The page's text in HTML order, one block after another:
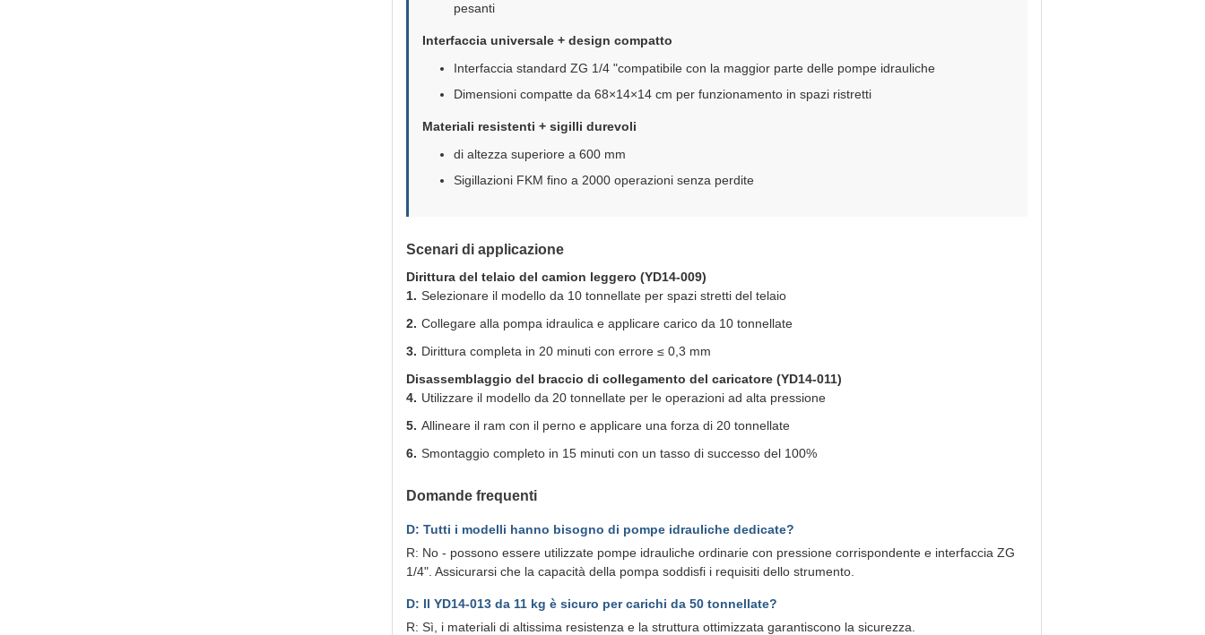
pesanti
Interfaccia universale + design compatto
Interfaccia standard ZG 1/4 "compatibile con la maggior parte delle pompe idrauliche
Dimensioni compatte da 68×14×14 cm per funzionamento in spazi ristretti
Materiali resistenti + sigilli durevoli
di altezza superiore a 600 mm
Sigillazioni FKM fino a 2000 operazioni senza perdite
Scenari di applicazione
Dirittura del telaio del camion leggero (YD14-009)
Selezionare il modello da 10 tonnellate per spazi stretti del telaio
Collegare alla pompa idraulica e applicare carico da 10 tonnellate
Dirittura completa in 20 minuti con errore ≤ 0,3 mm
Disassemblaggio del braccio di collegamento del caricatore (YD14-011)
Utilizzare il modello da 20 tonnellate per le operazioni ad alta pressione
Allineare il ram con il perno e applicare una forza di 20 tonnellate
Smontaggio completo in 15 minuti con un tasso di successo del 100%
Domande frequenti
D: Tutti i modelli hanno bisogno di pompe idrauliche dedicate?
R: No - possono essere utilizzate pompe idrauliche ordinarie con pressione corrispondente e interfaccia ZG
1/4". Assicurarsi che la capacità della pompa soddisfi i requisiti dello strumento.
D: Il YD14-013 da 11 kg è sicuro per carichi da 50 tonnellate?
R: Sì, i materiali di altissima resistenza e la struttura ottimizzata garantiscono la sicurezza.